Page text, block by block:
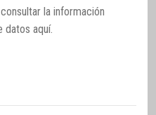
la información
datos aquí.